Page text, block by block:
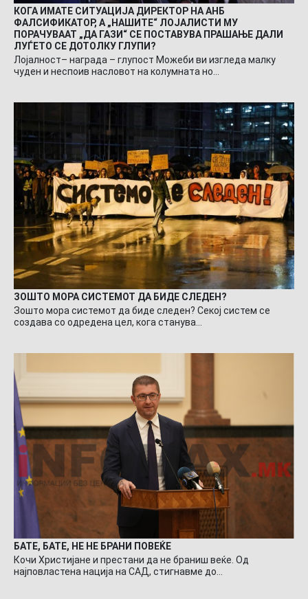
КОГА ИМАТЕ СИТУАЦИЈА ДИРЕКТОР НА АНБ
ФАЛСИФИКАТОР, А „НАШИТЕ“ ЛОЈАЛИСТИ МУ
ПОРАЧУВААТ „ДА ГАЗИ“ СЕ ПОСТАВУВА ПРАШАЊЕ ДАЛИ
ЛУЃЕТО СЕ ДОТОЛКУ ГЛУПИ?
Лојалност– награда – глупост Можеби ви изгледа малку
чуден и неспоив насловот на колумната но…
ЗОШТО МОРА СИСТЕМОТ ДА БИДЕ СЛЕДЕН?
Зошто мора системот да биде следен? Секој систем се
создава со одредена цел, кога станува…
БАТЕ, БАТЕ, НЕ НЕ БРАНИ ПОВЕЌЕ
Кочи Христијане и престани да не браниш веќе. Од
најповластена нација на САД, стигнавме до…